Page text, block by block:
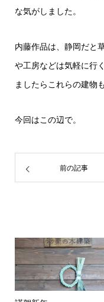
な気がしました。
内藤作品は、静岡だと
や工房などは気軽に行
ましたらこれらの建物
今回はこの辺で。
前の記事